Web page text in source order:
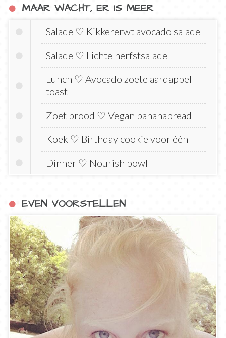
MAAR WACHT, ER IS MEER
Salade ♡ Kikkererwt avocado salade
Salade ♡ Lichte herfstsalade
Lunch ♡ Avocado zoete aardappel
toast
Zoet brood ♡ Vegan bananabread
Koek ♡ Birthday cookie voor één
Dinner ♡ Nourish bowl
EVEN VOORSTELLEN